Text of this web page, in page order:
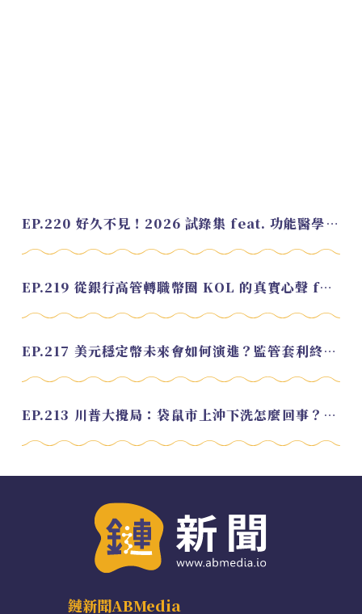
EP.220 好久不見！2026 試錄集 feat. 功能醫學營養師 美寶
EP.219 從銀行高管轉職幣圈 KOL 的真實心聲 feat.龜大
EP.217 美元穩定幣未來會如何演進？監管套利終將收斂？feat. 研究員 余哲安
EP.213 川普大攪局：袋鼠市上沖下洗怎麼回事？feat. Alvin
鏈新聞ABMedia